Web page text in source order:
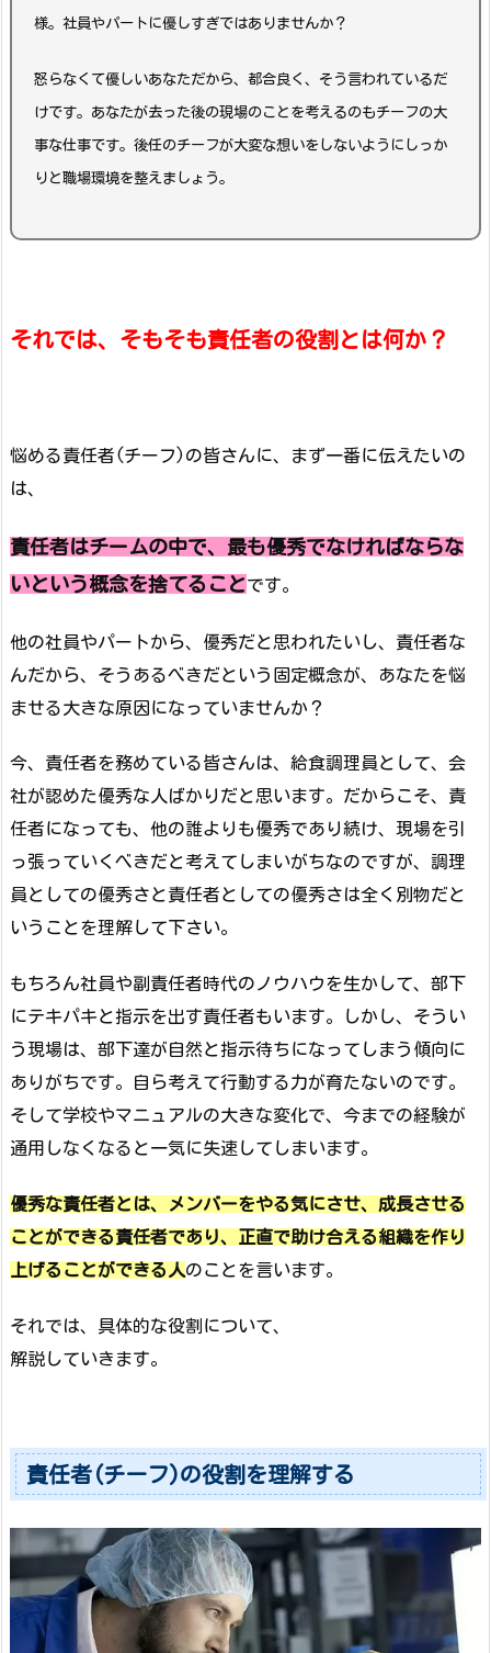
様。 社員やパートに優しすぎではありませんか？
怒らなくて優しいあなただから、 都合良く、そう言われているだ
けです。 あなたが去った後の現場のことを考えるのもチーフの大
事な仕事です。 後任のチーフが大変な想いをしないように しっか
りと職場環境を整えましょう。
それでは、そもそも責任者の役割とは何か？
悩める責任者(チーフ)の皆さんに、まず一番に伝えたいの
は、
責任者はチームの中で、 最も優秀でなければならな
いという概念を捨てることです。
他の社員やパートから、優秀だと思われたいし、責任者な
んだから、そうあるべきだという固定概念が、あなたを悩
ませる大きな原因になっていませんか？
今、責任者を務めている皆さんは、給食調理員として、会
社が認めた優秀な人ばかりだと思います。だからこそ、責
任者になっても、他の誰よりも優秀であり続け、現場を引
っ張っていくべきだと考えてしまいがちなのですが、調理
員としての優秀さと責任者としての優秀さは全く別物だと
いうことを理解して下さい。
もちろん社員や副責任者時代のノウハウを生かして、部下
にテキパキと指示を出す責任者もいます。しかし、そうい
う現場は、部下達が自然と指示待ちになってしまう傾向に
ありがちです。自ら考えて行動する力が育たないのです。
そして学校やマニュアルの大きな変化で、今までの経験が
通用しなくなると一気に失速してしまいます。
優秀な責任者とは、メンバーをやる気にさせ、成長させる
ことができる責任者であり、
正直で助け合える組織を作り
上げることができる人のことを言います。
それでは、具体的な役割について、
解説していきます。
責任者(チーフ)の役割を理解する